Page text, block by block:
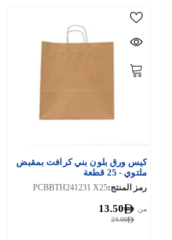
كيس ورق بلون بني كرافت بمقبض
ملتوي - 25 قطعة
رمز المنتج:PCBBTH241231 X25
24.00
من 13.50